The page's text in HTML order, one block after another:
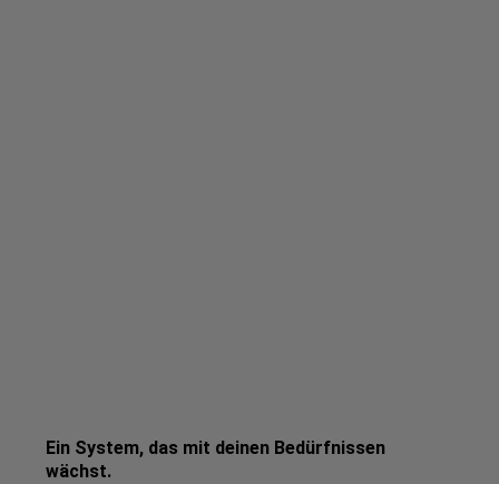
Ein System, das mit deinen Bedürfnissen
wächst.